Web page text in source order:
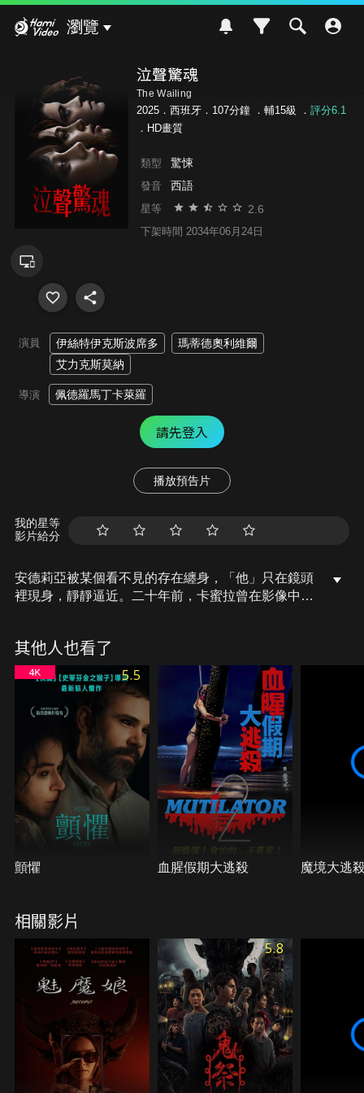
瀏覽
泣聲驚魂
The Wailing
2025．西班牙．107分鐘 ． 輔15級 ． 評分6.1
．HD畫質
類型 驚悚
發音 西語
星等 2.6
下架時間 2034年06月24日
演員 伊絲特伊克斯波席多
瑪蒂德奧利維爾
艾力克斯莫納
導演 佩德羅馬丁卡萊羅
請先登入
播放預告片
我的星等
影片給分
安德莉亞被某個看不見的存在纏身，「他」只在鏡頭
裡現身，靜靜逼近。二十年前，卡蜜拉曾在影像中見
的經歷。她們素未謀面，卻都聽見那聲尖細的哭泣。
聲音正從黑暗中一點一滴滲入她們的身體，逐步吞噬
她們的理智與生命，它不留下痕跡，只有一聲聲無法
止息的哭泣…
其他人也看了
5.5
顫懼 血腥假期大逃殺 魔境大逃
相關影片
5.8